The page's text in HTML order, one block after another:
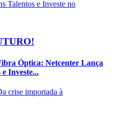
Óptica: Netcenter Lança
Investe...